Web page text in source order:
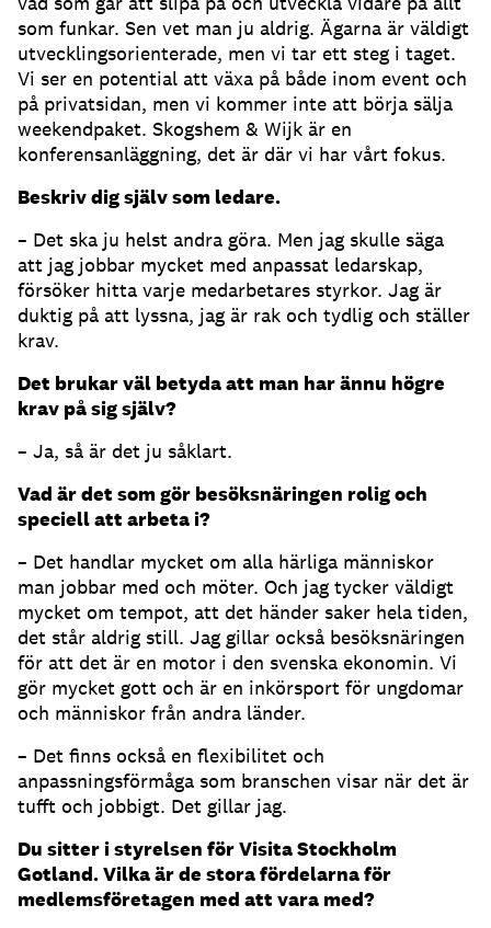
som funkar. Sen vet man ju aldrig. Ägarna är väldigt
utvecklingsorienterade, men vi tar ett steg i taget.
Vi ser en potential att växa på både inom event och
på privatsidan, men vi kommer inte att börja sälja
weekendpaket. Skogshem & Wijk är en
konferensanläggning, det är där vi har vårt fokus.
Beskriv dig själv som ledare.
– Det ska ju helst andra göra. Men jag skulle säga
att jag jobbar mycket med anpassat ledarskap,
försöker hitta varje medarbetares styrkor. Jag är
duktig på att lyssna, jag är rak och tydlig och ställer
krav.
Det brukar väl betyda att man har ännu högre
krav på sig själv?
– Ja, så är det ju såklart.
Vad är det som gör besöksnäringen rolig och
speciell att arbeta i?
– Det handlar mycket om alla härliga människor
man jobbar med och möter. Och jag tycker väldigt
mycket om tempot, att det händer saker hela tiden,
det står aldrig still. Jag gillar också besöksnäringen
för att det är en motor i den svenska ekonomin. Vi
gör mycket gott och är en inkörsport för ungdomar
och människor från andra länder.
– Det finns också en flexibilitet och
anpassningsförmåga som branschen visar när det är
tufft och jobbigt. Det gillar jag.
Du sitter i styrelsen för Visita Stockholm
Gotland. Vilka är de stora fördelarna för
medlemsföretagen med att vara med?